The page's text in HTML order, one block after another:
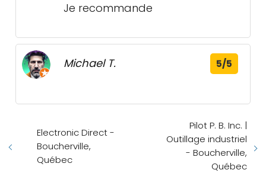
Je recommande
Michael T. 5/5
Electronic Direct -
Boucherville,
Québec
Pilot P. B. Inc. |
Outillage industriel
- Boucherville,
Québec